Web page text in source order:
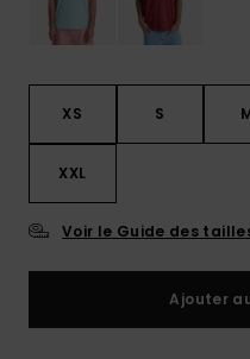
XS S
XXL
Voir le Guide des
Ajouter